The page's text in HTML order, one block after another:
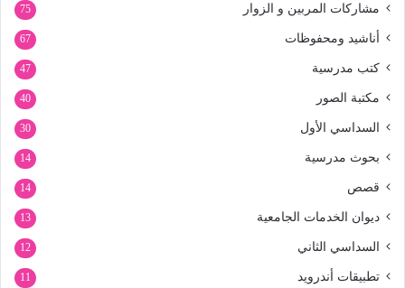
مشاركات المربين و الزوار 75
أناشيد ومحفوظات 67
كتب مدرسية 47
مكتبة الصور 40
السداسي الأول 30
بحوث مدرسية 14
قصص 14
ديوان الخدمات الجامعية 13
السداسي الثاني 12
تطبيقات أندرويد 11